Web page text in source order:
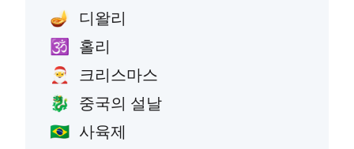
🪔 디왈리
🕉️ 홀리
🎅 크리스마스
🐉 중국의 설날
🇧🇷 사육제